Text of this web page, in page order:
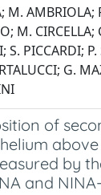
M. AMBRIOLA;
M.
S. PICCARDI;
G.
of
by
and